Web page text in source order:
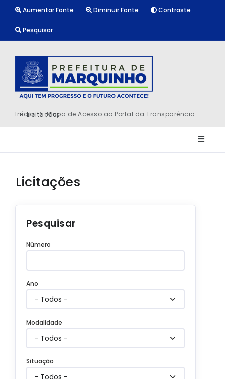
Aumentar Fonte Diminuir Fonte Contraste
Pesquisar
Início Mapa de Acesso ao Portal da Transparência
Licitações
Licitações
Pesquisar
Número
Ano
Modalidade
Situação